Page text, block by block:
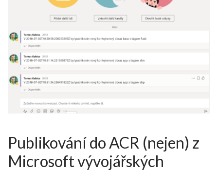
Publikování do ACR (nejen) z
Microsoft vývojářských